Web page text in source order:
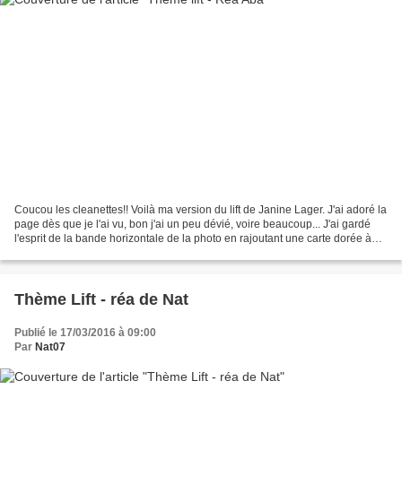
Coucou les cleanettes!! Voilà ma version du lift de Janine Lager. J'ai adoré la
page dès que je l'ai vu, bon j'ai un peu dévié, voire beaucoup... J'ai gardé
l'esprit de la bande horizontale de la photo en rajoutant une carte dorée à
Thème Lift - réa de Nat
Publié le 17/03/2016 à 09:00
Par Nat07